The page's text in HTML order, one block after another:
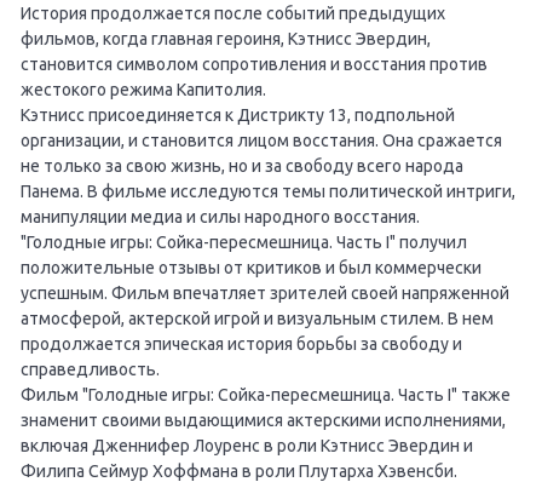
История продолжается после событий предыдущих
фильмов, когда главная героиня, Кэтнисс Эвердин,
становится символом сопротивления и восстания против
жестокого режима Капитолия.
Кэтнисс присоединяется к Дистрикту 13, подпольной
организации, и становится лицом восстания. Она сражается
не только за свою жизнь, но и за свободу всего народа
Панема. В фильме исследуются темы политической интриги,
манипуляции медиа и силы народного восстания.
"Голодные игры: Сойка-пересмешница. Часть I" получил
положительные отзывы от критиков и был коммерчески
успешным. Фильм впечатляет зрителей своей напряженной
атмосферой, актерской игрой и визуальным стилем. В нем
продолжается эпическая история борьбы за свободу и
справедливость.
Фильм "Голодные игры: Сойка-пересмешница. Часть I" также
знаменит своими выдающимися актерскими исполнениями,
включая Дженнифер Лоуренс в роли Кэтнисс Эвердин и
Филипа Сеймур Хоффмана в роли Плутарха Хэвенсби.